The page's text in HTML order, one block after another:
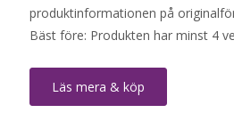
produktinformationen på
Bäst före: Produkten har minst 4
Läs mera & köp